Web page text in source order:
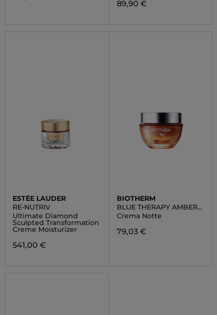
89,90 €
ESTÉE LAUDER
RE-NUTRIV
Ultimate Diamond
Sculpted Transformation
Creme Moisturizer
541,00 €
BIOTHERM
BLUE THERAPY AMBER
ALGAE REVITALIZE
Crema Notte
79,03 €